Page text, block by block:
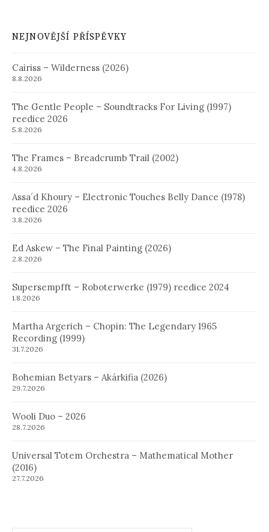
NEJNOVĚJŠÍ PŘÍSPĚVKY
Cairiss – Wilderness (2026)
8.8.2026
The Gentle People – Soundtracks For Living (1997)
reedice 2026
5.8.2026
The Frames – Breadcrumb Trail (2002)
4.8.2026
Assa´d Khoury – Electronic Touches Belly Dance (1978)
reedice 2026
3.8.2026
Ed Askew – The Final Painting (2026)
2.8.2026
Supersempfft – Roboterwerke (1979) reedice 2024
1.8.2026
Martha Argerich – Chopin: The Legendary 1965
Recording (1999)
31.7.2026
Bohemian Betyars – Akárkifia (2026)
29.7.2026
Wooli Duo – 2026
28.7.2026
Universal Totem Orchestra – Mathematical Mother
(2016)
27.7.2026